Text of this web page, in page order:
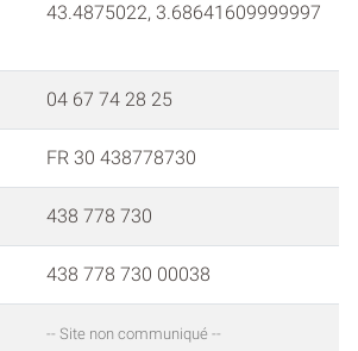
43.4875022, 3.68641609999997
04 67 74 28 25
FR 30 438778730
438 778 730
438 778 730 00038
-- Site non communiqué --